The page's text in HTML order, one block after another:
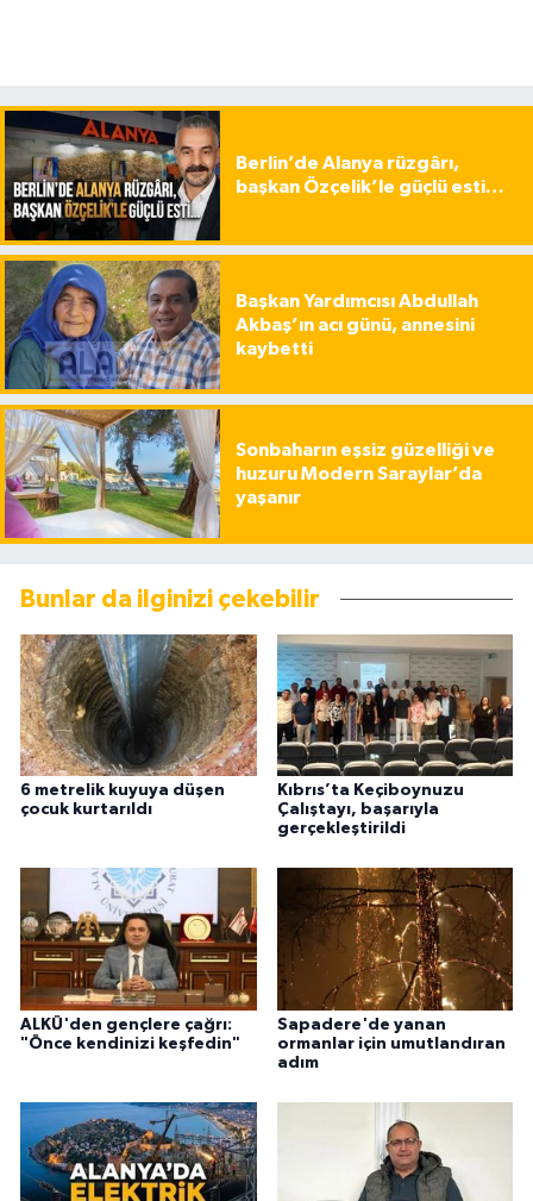
Berlin’de Alanya rüzgârı,
başkan Özçelik’le güçlü esti…
Başkan Yardımcısı Abdullah
Akbaş’ın acı günü, annesini
kaybetti
Sonbaharın eşsiz güzelliği ve
huzuru Modern Saraylar’da
yaşanır
Bunlar da ilginizi çekebilir
6 metrelik kuyuya düşen
çocuk kurtarıldı
Kıbrıs’ta Keçiboynuzu
Çalıştayı, başarıyla
gerçekleştirildi
ALKÜ'den gençlere çağrı:
"Önce kendinizi keşfedin"
Sapadere'de yanan
ormanlar için umutlandıran
adım